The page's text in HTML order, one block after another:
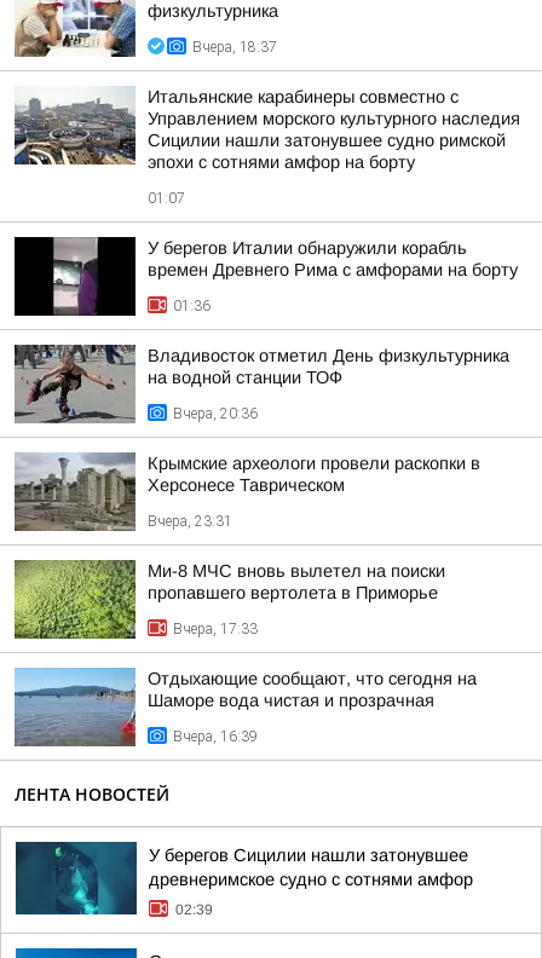
физкультурника
Вчера, 18:37
Итальянские карабинеры совместно с
Управлением морского культурного наследия
Сицилии нашли затонувшее судно римской
эпохи с сотнями амфор на борту
01:07
У берегов Италии обнаружили корабль
времен Древнего Рима с амфорами на борту
01:36
Владивосток отметил День физкультурника
на водной станции ТОФ
Вчера, 20:36
Крымские археологи провели раскопки в
Херсонесе Таврическом
Вчера, 23:31
Ми-8 МЧС вновь вылетел на поиски
пропавшего вертолета в Приморье
Вчера, 17:33
Отдыхающие сообщают, что сегодня на
Шаморе вода чистая и прозрачная
Вчера, 16:39
ЛЕНТА НОВОСТЕЙ
У берегов Сицилии нашли затонувшее
древнеримское судно с сотнями амфор
02:39